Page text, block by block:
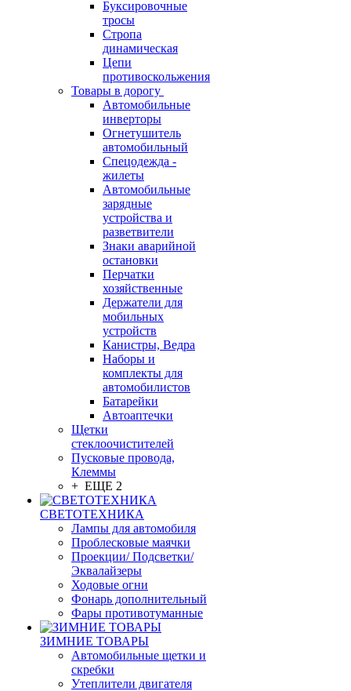
Буксировочные
тросы
Стропа
динамическая
Цепи
противоскольжения
Товары в дорогу
Автомобильные
инверторы
Огнетушитель
автомобильный
Спецодежда -
жилеты
Автомобильные
зарядные
устройства и
разветвители
Знаки аварийной
остановки
Перчатки
хозяйственные
Держатели для
мобильных
устройств
Канистры, Ведра
Наборы и
комплекты для
автомобилистов
Батарейки
Автоаптечки
Щетки
стеклоочистителей
Пусковые провода,
Клеммы
+ ЕЩЕ 2
СВЕТОТЕХНИКА
Лампы для автомобиля
Проблесковые маячки
Проекции/ Подсветки/
Эквалайзеры
Ходовые огни
Фонарь дополнительный
Фары противотуманные
ЗИМНИЕ ТОВАРЫ
Автомобильные щетки и
скребки
Утеплители двигателя